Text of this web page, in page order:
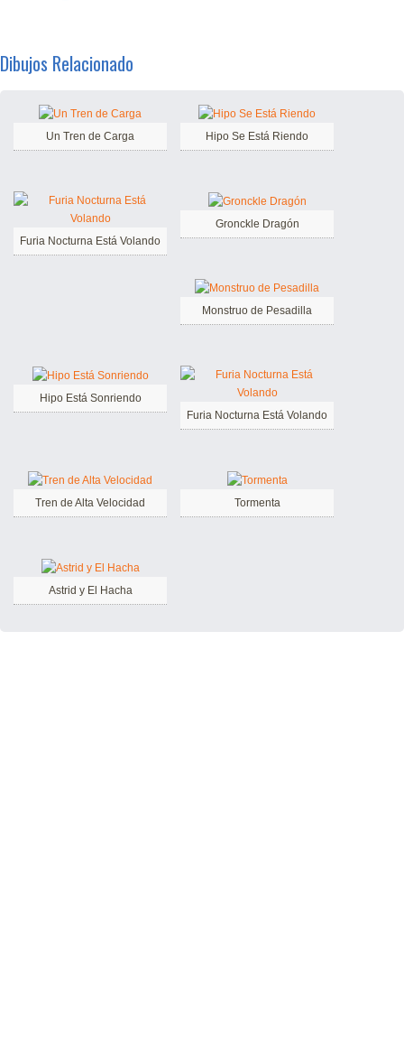
Dibujos Relacionado
Un Tren de Carga Hipo Se Está Riendo
Furia Nocturna Está Volando
Gronckle Dragón
Monstruo de Pesadilla
Hipo Está Sonriendo
Furia Nocturna Está Volando
Tren de Alta Velocidad Tormenta
Astrid y El Hacha